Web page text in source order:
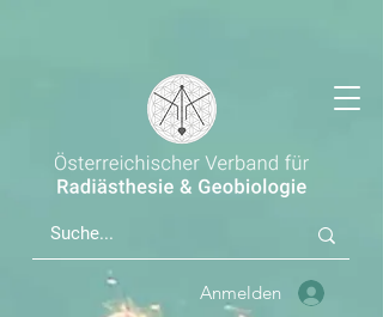
Anmelden